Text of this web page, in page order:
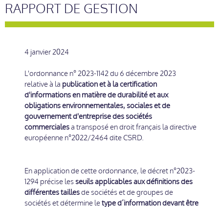
RAPPORT DE GESTION
4 janvier 2024
L'ordonnance n° 2023-1142 du 6 décembre 2023
relative à la publication et à la certification
d'informations en matière de durabilité et aux
obligations environnementales, sociales et de
gouvernement d'entreprise des sociétés
commercialesa transposé en droit français la directive
européenne n°2022/2464 dite CSRD.
En application de cette ordonnance, le décret n°2023-
1294 précise lesseuils applicables aux définitions des
différentes taillesde sociétés et de groupes de
sociétés et détermine letype d’information devant être